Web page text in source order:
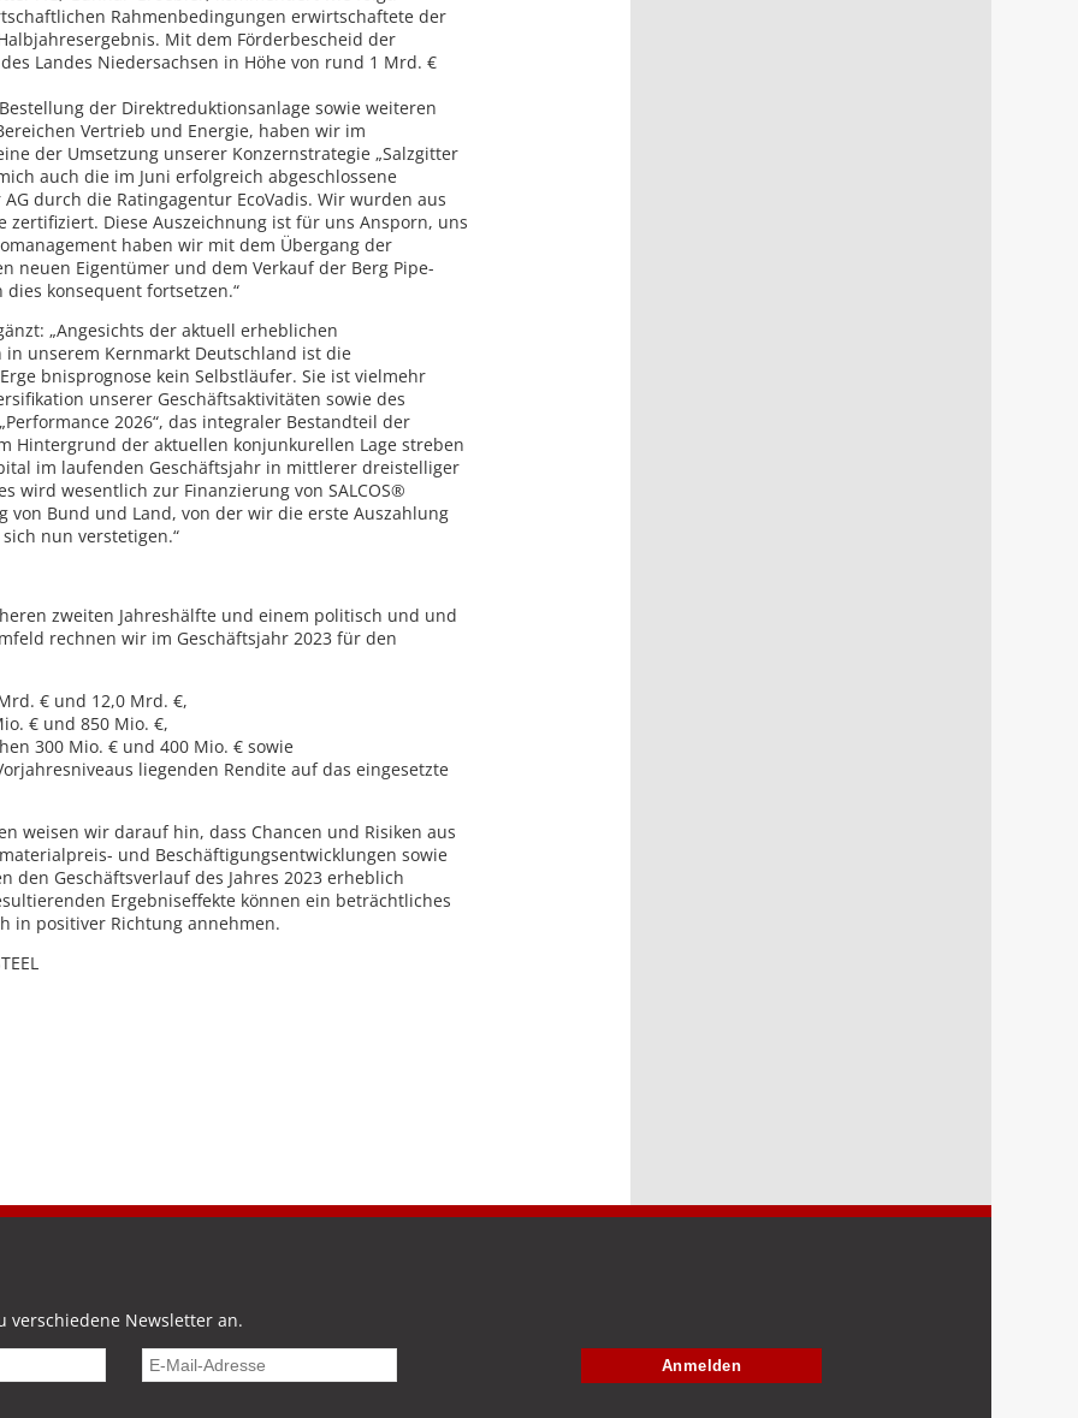
Rahmenbedingungen erwirtschaftete der
Mit dem Förderbescheid der
Landes Niedersachsen in Höhe von rund 1 Mrd. €
der Direktreduktionsanlage sowie weiteren
Vertrieb und Energie, haben wir im
der Umsetzung unserer Konzernstrategie „Salzgitter
auch die im Juni erfolgreich abgeschlossene
durch die Ratingagentur EcoVadis. Wir wurden aus
zertifiziert. Diese Auszeichnung ist für uns Ansporn, uns
haben wir mit dem Übergang der
neuen Eigentümer und dem Verkauf der Berg Pipe-
dies konsequent fortsetzen.“
„Angesichts der aktuell erheblichen
in unserem Kernmarkt Deutschland ist die
bnisprognose kein Selbstläufer. Sie ist vielmehr
unserer Geschäftsaktivitäten sowie des
2026“, das integraler Bestandteil der
Hintergrund der aktuellen konjunkurellen Lage streben
im laufenden Geschäftsjahr in mittlerer dreistelliger
wird wesentlich zur Finanzierung von SALCOS®
von Bund und Land, von der wir die erste Auszahlung
sich nun verstetigen.“
zweiten Jahreshälfte und einem politisch und und
rechnen wir im Geschäftsjahr 2023 für den
€ und 12,0 Mrd. €,
€ und 850 Mio. €,
300 Mio. € und 400 Mio. € sowie
liegenden Rendite auf das eingesetzte
weisen wir darauf hin, dass Chancen und Risiken aus
und Beschäftigungsentwicklungen sowie
den Geschäftsverlauf des Jahres 2023 erheblich
Ergebniseffekte können ein beträchtliches
in positiver Richtung annehmen.
verschiedene Newsletter an.
Anmelden